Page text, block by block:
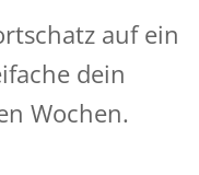
auf ein
dein
Wochen.